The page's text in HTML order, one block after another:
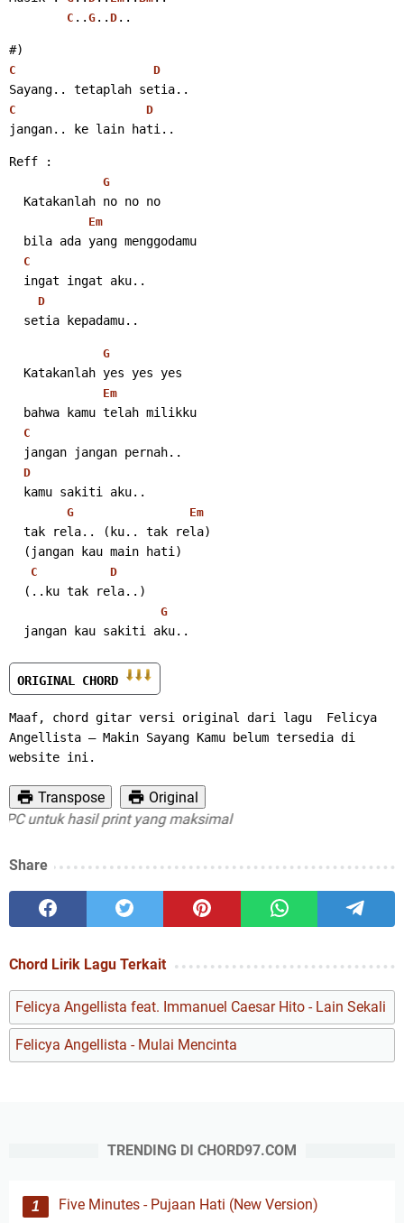
C .. G .. D ..
#)
C D
Sayang.. tetaplah setia..
C D
jangan.. ke lain hati..
Reff :
G
  Katakanlah no no no
Em
  bila ada yang menggodamu
C
  ingat ingat aku..
D
  setia kepadamu..
G
  Katakanlah yes yes yes
Em
  bahwa kamu telah milikku
C
  jangan jangan pernah..
D
  kamu sakiti aku..
G Em
  tak rela.. (ku.. tak rela)
  (jangan kau main hati)
C D
  (..ku tak rela..)
G
  jangan kau sakiti aku..
ORIGINAL CHORD
Maaf, chord gitar versi original dari lagu  Felicya
Angellista – Makin Sayang Kamu belum tersedia di
website ini.
Transpose
Original
untuk hasil print yang maksimal
Share
Chord Lirik Lagu Terkait
Felicya Angellista feat. Immanuel Caesar Hito - Lain Sekali
Felicya Angellista - Mulai Mencinta
TRENDING DI CHORD97.COM
Five Minutes - Pujaan Hati (New Version)